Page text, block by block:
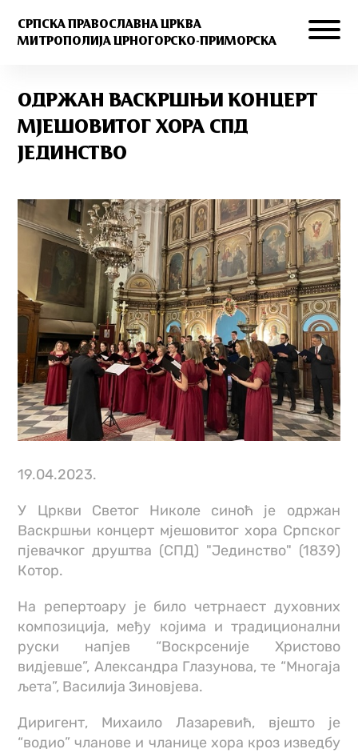
СРПСКА ПРАВОСЛАВНА ЦРКВА
МИТРОПОЛИЈА ЦРНОГОРСКО-ПРИМОРСКА
ОДРЖАН ВАСКРШЊИ КОНЦЕРТ
МЈЕШОВИТОГ ХОРА СПД
ЈЕДИНСТВО
19.04.2023.
У Цркви Светог Николе синоћ је одржан
Васкршњи концерт мјешовитог хора Српског
пјевачког друштва (СПД) "Јединство" (1839)
Котор.
На репертоару је било четрнаест духовних
композиција, међу којима и традиционални
руски напјев “Воскрсеније Христово
вид‌јевше”, Александра Глазунова, те “Многаја
љета”, Василија Зиновјева.
Диригент, Михаило Лазаревић, вјешто је
“водио” чланове и чланице хора кроз изведбу